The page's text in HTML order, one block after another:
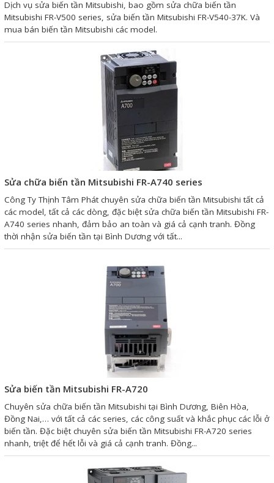
Dịch vụ sửa biến tần Mitsubishi, bao gồm sửa chữa biến tần
Mitsubishi FR-V500 series, sửa biến tần Mitsubishi FR-V540-37K. Và
mua bán biến tần Mitsubishi các model.
Sửa chữa biến tần Mitsubishi FR-A740 series
Công Ty Thịnh Tâm Phát chuyên sửa chữa biến tần Mitsubishi tất cả
các model, tất cả các dòng, đặc biệt sửa chữa biến tần Mitsubishi FR-
A740 series nhanh, đảm bảo an toàn và giá cả cạnh tranh. Đồng
thời nhận sửa biến tần tại Bình Dương với tất...
Sửa biến tần Mitsubishi FR-A720
Chuyên sửa chữa biến tần Mitsubishi tại Bình Dương, Biên Hòa,
Đồng Nai,… với tất cả các series, các công suất và khắc phục các lỗi ở
biến tần. Đặc biệt chuyên sửa biến tần Mitsubishi FR-A720 series
nhanh, triệt để hết lỗi và giá cả cạnh tranh. Đồng...
Liên hệ
Đóng
Twitter
Gọi cho chúng tôi
COPYRIGHT 2018. ALL RIGHTS RESERVED